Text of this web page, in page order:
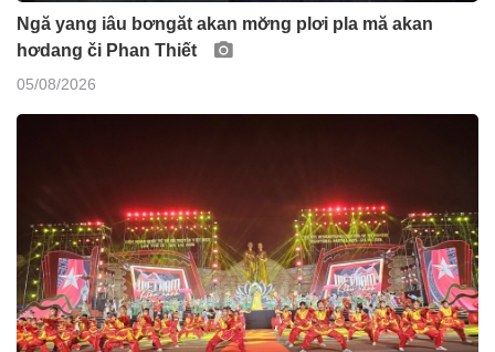
Ngă yang iâu bơngăt akan mơ̆ng plơi pla mă akan
hơdang či Phan Thiết
05/08/2026